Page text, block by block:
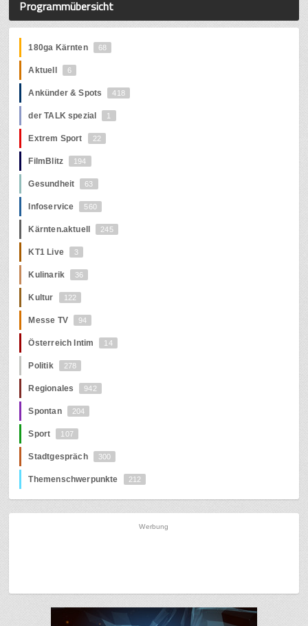
Programmübersicht
180ga Kärnten 68
Aktuell 6
Ankünder & Spots 418
der TALK spezial 1
Extrem Sport 22
FilmBlitz 194
Gesundheit 63
Infoservice 560
Kärnten.aktuell 245
KT1 Live 3
Kulinarik 36
Kultur 122
Messe TV 94
Österreich Intim 14
Politik 278
Regionales 942
Spontan 204
Sport 107
Stadtgespräch 300
Themenschwerpunkte 212
Werbung